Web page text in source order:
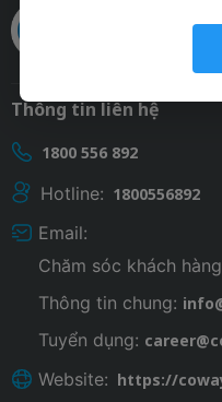
Thông tin liên hệ
1800 556 892
Hotline: 1800556892
Email:
Chăm sóc khách
Thông tin chung:
Tuyển dụng:
Website: https://